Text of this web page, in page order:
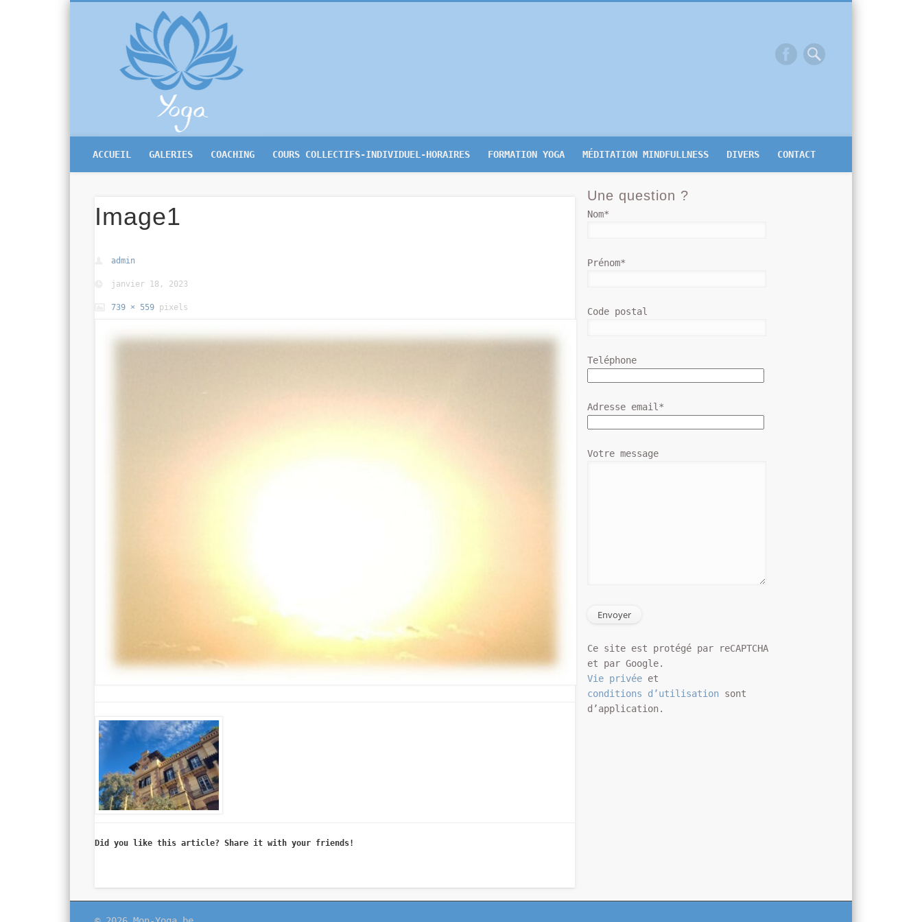
Yoga Bruxelles
Facebook
ACCUEIL GALERIES COACHING COURS COLLECTIFS-INDIVIDUEL-HORAIRES FORMATION YOGA MÉDITATION MINDFULLNESS DIVERS CONTACT
Image1
admin
janvier 18, 2023
739 × 559 pixels
Did you like this article? Share it with your friends!
Une question ?
Nom*
Prénom*
Code postal
Teléphone
Adresse email*
Votre message
Ce site est protégé par reCAPTCHA
et par Google.
Vie privée et
conditions d’utilisation sont
d’application.